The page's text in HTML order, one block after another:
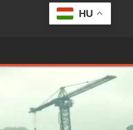
HU